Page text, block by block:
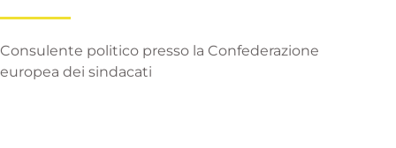
Consulente politico presso la Confederazione
europea dei sindacati